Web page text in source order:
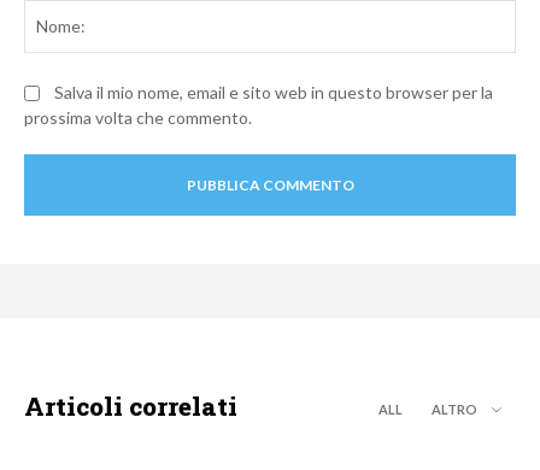
Salva il mio nome, email e sito web in questo browser per la
prossima volta che commento.
Articoli correlati ALL ALTRO